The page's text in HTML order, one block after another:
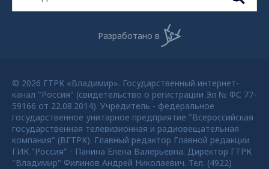
Разработано в
© 2026 ГТРК «Владимир». Государственный интернет-
канал "Россия" (свидетельство о регистрации Эл № ФС 77-
59166 от 22.08.2014). Учредитель - федеральное
государственное унитарное предприятие "Всероссийская
государственная телевизионная и радиовещательная
компания" (ВГТРК). Главный редактор Главной редакции
ГИК "Россия" - Панина Елена Валерьевна. Директор ГТРК
"Владимир" Филинов Андрей Николаевич. Тел. (4922)